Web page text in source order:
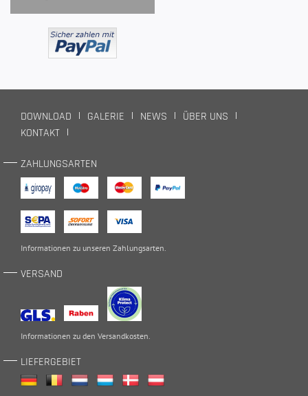
DOWNLOAD GALERIE NEWS
ÜBER UNS
KONTAKT
ZAHLUNGSARTEN
Informationen zu unseren Zahlungsarten
VERSAND
Informationen zu den Versandkosten
LIEFERGEBIET